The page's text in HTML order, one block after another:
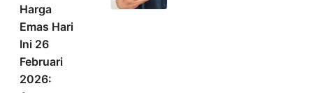
Harga
Emas Hari
Ini 26
Februari
2026: